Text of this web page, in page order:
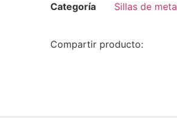
Categoría
Sillas de
Compartir producto: